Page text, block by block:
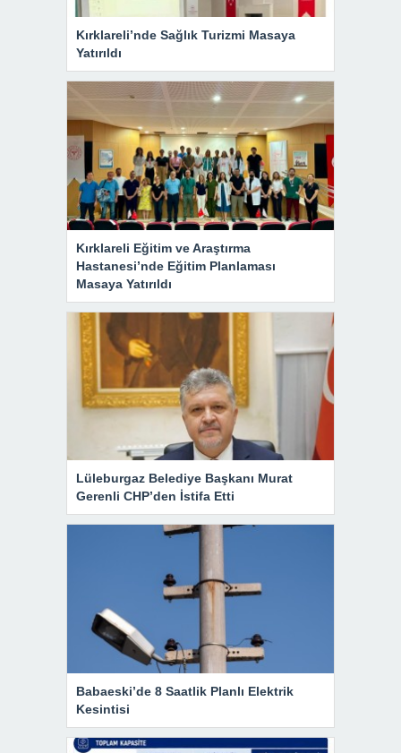
Kırklareli’nde Sağlık Turizmi Masaya
Yatırıldı
Kırklareli Eğitim ve Araştırma
Hastanesi’nde Eğitim Planlaması
Masaya Yatırıldı
Lüleburgaz Belediye Başkanı Murat
Gerenli CHP’den İstifa Etti
Babaeski’de 8 Saatlik Planlı Elektrik
Kesintisi